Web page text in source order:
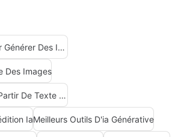
Meilleurs Outils D'ia Pour Générer Des Images
Des Images
Générateur D'images à Partir De Texte Ai Gratuit
IaMeilleurs Outils D'ia Générative